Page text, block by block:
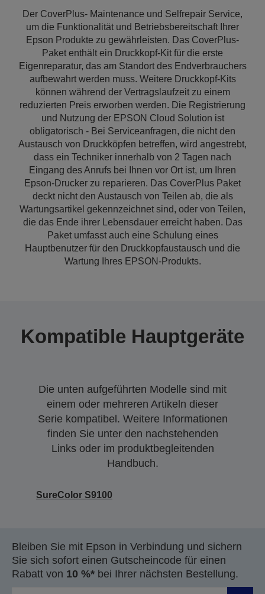
Der CoverPlus- Maintenance und Selfrepair Service,
um die Funktionalität und Betriebsbereitschaft Ihrer
Epson Produkte zu gewährleisten. Das CoverPlus-
Paket enthält ein Druckkopf-Kit für die erste
Eigenreparatur, das am Standort des Endverbrauchers
aufbewahrt werden muss. Weitere Druckkopf-Kits
können während der Vertragslaufzeit zu einem
reduzierten Preis erworben werden. Die Registrierung
und Nutzung der EPSON Cloud Solution ist
obligatorisch - Bei Serviceanfragen, die nicht den
Austausch von Druckköpfen betreffen, wird angestrebt,
dass ein Techniker innerhalb von 2 Tagen nach
Eingang des Anrufs bei Ihnen vor Ort ist, um Ihren
Epson-Drucker zu reparieren. Das CoverPlus Paket
deckt nicht den Austausch von Teilen ab, die als
Wartungsartikel gekennzeichnet sind, oder von Teilen,
die das Ende ihrer Lebensdauer erreicht haben. Das
Paket umfasst auch eine Schulung eines
Hauptbenutzer für den Druckkopfaustausch und die
Wartung Ihres EPSON-Produkts.
Kompatible Hauptgeräte
Die unten aufgeführten Modelle sind mit
einem oder mehreren Artikeln dieser
Serie kompatibel. Weitere Informationen
finden Sie unter den nachstehenden
Links oder im produktbegleitenden
Handbuch.
SureColor S9100
Bleiben Sie mit Epson in Verbindung und sichern
Sie sich sofort einen Gutscheincode für einen
Rabatt von 10 %* bei Ihrer nächsten Bestellung.